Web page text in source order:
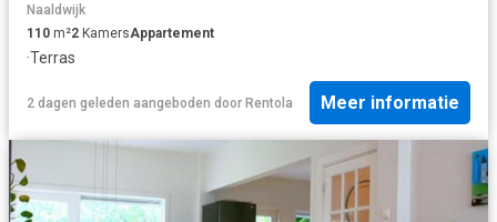
Naaldwijk
110 m²2 KamersAppartement
·Terras
2 dagen geleden aangeboden door Rentola Meer informatie